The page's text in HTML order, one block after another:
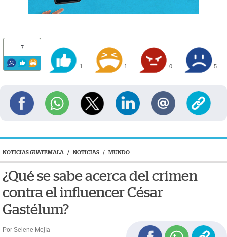
7
1 1 0 5
NOTICIAS GUATEMALA / NOTICIAS / MUNDO
¿Qué se sabe acerca del crimen
contra el influencer César
Gastélum?
Por Selene Mejía